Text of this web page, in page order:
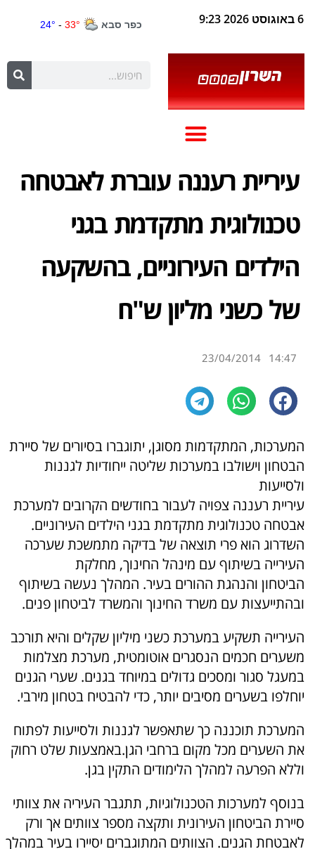
6 באוגוסט 2026 9:23
עיריית רעננה עוברת לאבטחה
טכנולוגית מתקדמת בגני
הילדים העירוניים, בהשקעה
של כשני מליון ש"ח
14:47
23/04/2014
המערכות, המתקדמות מסוגן, יתוגברו בסיורים של סיירת
הבטחון וישולבו במערכות שליטה ייחודיות לגננות
ולסייעות
עיריית רעננה צפויה לעבור בחודשים הקרובים למערכת
אבטחה טכנולוגית מתקדמת בגני הילדים העירוניים.
השדרוג הוא פרי תוצאה של בדיקה מתמשכת שערכה
העירייה בשיתוף עם מינהל החינוך, מחלקת
הביטחון והנהגת ההורים בעיר. המהלך נעשה בשיתוף
ובהתייעצות עם משרד החינוך והמשרד לביטחון פנים.
העירייה תשקיע במערכת כשני מיליון שקלים והיא תורכב
משערים חכמים הנסגרים אוטומטית, מערכת מצלמות
במעגל סגור ומסכים גדולים במיוחד בגנים. שערי הגנים
יוחלפו בשערים מסיבים יותר, כדי להבטיח בטחון מירבי.
המערכת תוכננה כך שתאפשר לגננות ולסייעות לפתוח
את השערים מכל מקום ברחבי הגן.באמצעות שלט רחוק
וללא הפרעה למהלך הלימודים התקין בגן.
בנוסף למערכות הטכנולוגיות, תתגבר העיריה את צוותי
סיירת הביטחון העירונית ותקצה מספר צוותים אך ורק
לאבטחת הגנים. הצוותים המתוגברים יסיירו בעיר במהלך